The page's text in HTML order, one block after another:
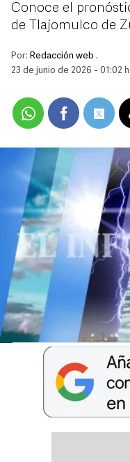
Conoce el
de Tlajomulco de
Por: Redacción web .
23 de junio de 2026 - 01:02